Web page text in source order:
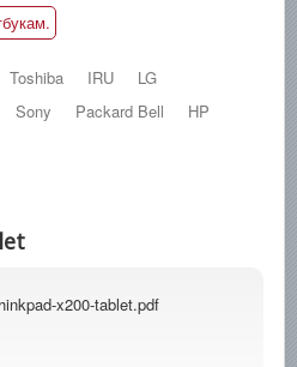
Toshiba IRU
LG
Sony Packard Bell
HP
x200-tablet.pdf